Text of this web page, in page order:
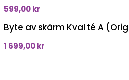
599,00kr
Byte av skärm Kvalité A
1 699,00kr